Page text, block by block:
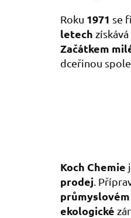
Roku 1971 se
letech
Začátkem
dceřinou
Koch Chemie
prodej .
ekologické